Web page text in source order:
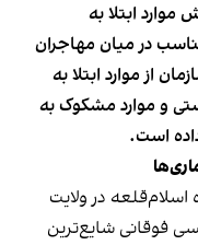
ابتلا به
در میان مهاجران
از موارد ابتلا به
و موارد مشکوک به
اسلام‌قلعه در ولایت
فوقانی شایع‌ترین